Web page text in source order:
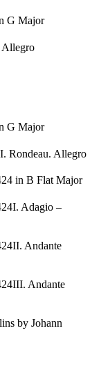
G Major
G Major
Rondeau. Allegro
in B Flat Major
Adagio –
Andante
Andante
by Johann